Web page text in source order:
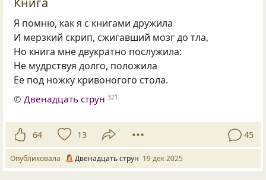
Я помню, как я с книгами дружила
И мерзкий скрип, сжигавший мозг до тла,
Но книга мне двукратно послужила:
Не мудрствуя долго, положила
Ее под ножку кривоногого стола.
©Двенадцать струн 321
64 13 45
Опубликовала Двенадцать струн 19 дек 2025